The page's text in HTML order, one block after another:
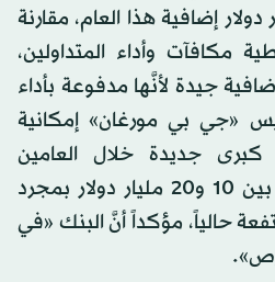
دولار إضافية هذا العام، مقارنة
مكافآت وأداء المتداولين،
جيدة لأنَّها مدفوعة بأداء
«جي بي مورغان» إمكانية
جديدة خلال العامين
المقبلين تتراوح قيمتها بين 10 و20 مليار دولار بمجرد
حالياً، مؤكداً أنَّ البنك «في